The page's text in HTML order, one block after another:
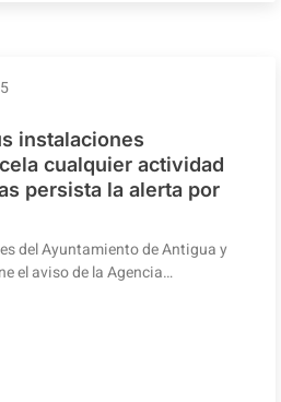
instalaciones
cualquier actividad
persista la alerta por
del Ayuntamiento de Antigua y
el aviso de la Agencia…